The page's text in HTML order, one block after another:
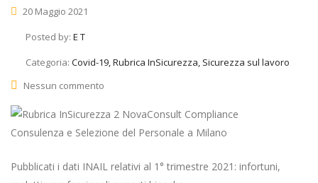
20 Maggio 2021
Posted by: E T
Categoria: Covid-19, Rubrica InSicurezza, Sicurezza sul lavoro
Nessun commento
Pubblicati i dati INAIL relativi al 1° trimestre 2021: infortuni,